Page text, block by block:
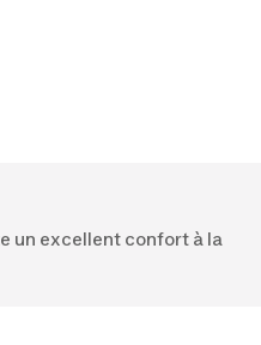
un excellent confort à la